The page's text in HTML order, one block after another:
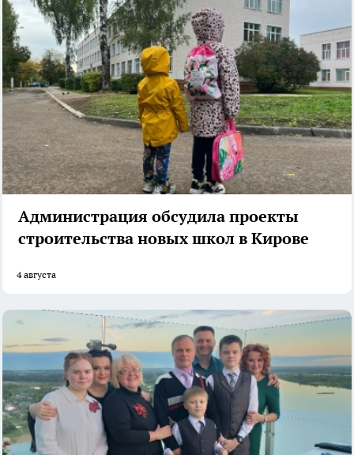
Администрация обсудила проекты
строительства новых школ в Кирове
4 августа